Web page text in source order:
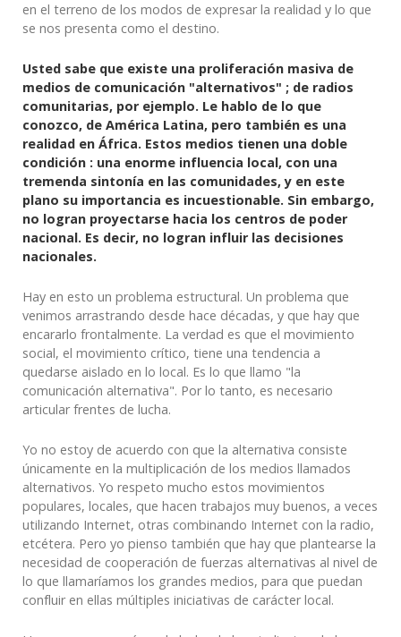
en el terreno de los modos de expresar la realidad y lo que
se nos presenta como el destino.
Usted sabe que existe una proliferación masiva de
medios de comunicación "alternativos" ; de radios
comunitarias, por ejemplo. Le hablo de lo que
conozco, de América Latina, pero también es una
realidad en África. Estos medios tienen una doble
condición : una enorme influencia local, con una
tremenda sintonía en las comunidades, y en este
plano su importancia es incuestionable. Sin embargo,
no logran proyectarse hacia los centros de poder
nacional. Es decir, no logran influir las decisiones
nacionales.
Hay en esto un problema estructural. Un problema que
venimos arrastrando desde hace décadas, y que hay que
encararlo frontalmente. La verdad es que el movimiento
social, el movimiento crítico, tiene una tendencia a
quedarse aislado en lo local. Es lo que llamo "la
comunicación alternativa". Por lo tanto, es necesario
articular frentes de lucha.
Yo no estoy de acuerdo con que la alternativa consiste
únicamente en la multiplicación de los medios llamados
alternativos. Yo respeto mucho estos movimientos
populares, locales, que hacen trabajos muy buenos, a veces
utilizando Internet, otras combinando Internet con la radio,
etcétera. Pero yo pienso también que hay que plantearse la
necesidad de cooperación de fuerzas alternativas al nivel de
lo que llamaríamos los grandes medios, para que puedan
confluir en ellas múltiples iniciativas de carácter local.